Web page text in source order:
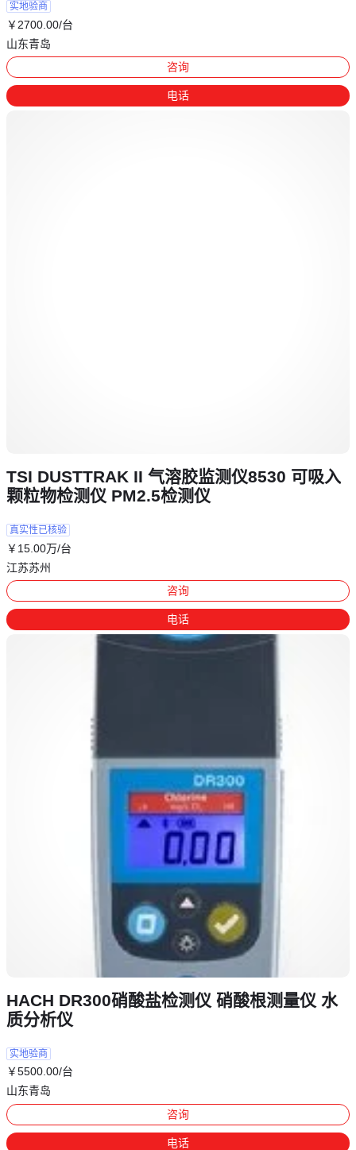
实地验商
￥ 2700 .00/台
山东青岛
咨询
电话
TSI DUSTTRAK II 气溶胶监测仪8530 可吸入
颗粒物检测仪 PM2.5检测仪
真实性已核验
￥ 15 .00万/台
江苏苏州
咨询
电话
HACH DR300硝酸盐检测仪 硝酸根测量仪 水
质分析仪
实地验商
￥5500.00/台
山东青岛
咨询
电话